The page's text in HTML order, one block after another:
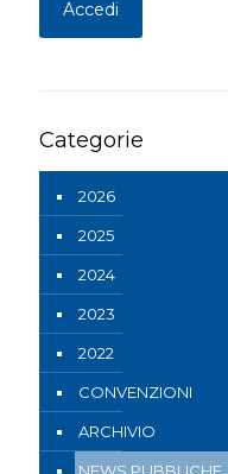
Categorie
2026
2025
2024
2023
2022
CONVENZIONI
ARCHIVIO